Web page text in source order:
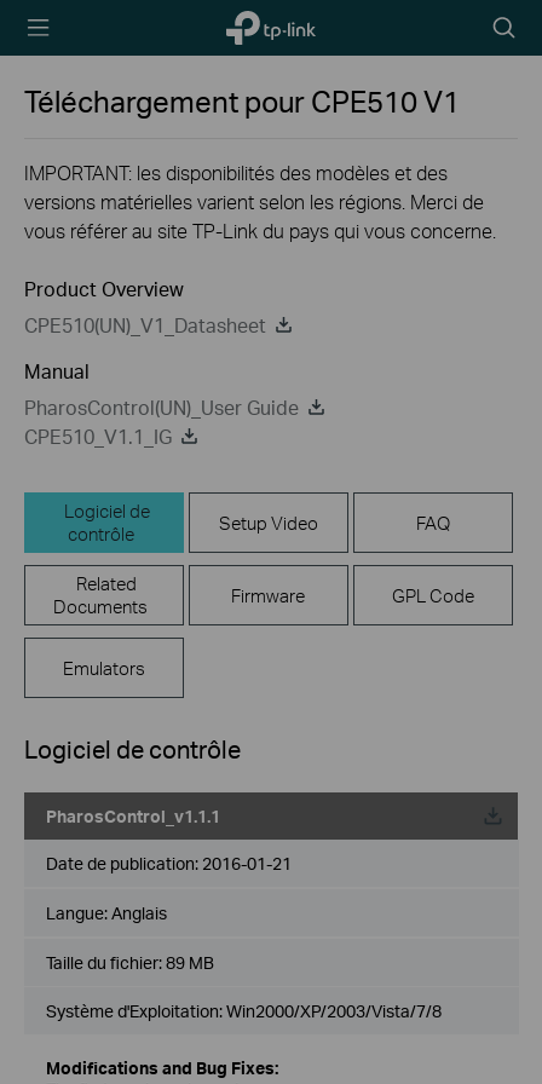
TP-Link,
Reliably
icon
Téléchargement pourCPE510V1
IMPORTANT: les disponibilités des modèles et des
versions matérielles varient selon les régions. Merci de
vous référer au site TP-Link du pays qui vous concerne.
Product Overview
CPE510(UN)_V1_Datasheet
Manual
PharosControl(UN)_User Guide
CPE510_V1.1_IG
Logiciel de
contrôle
Setup Video FAQ
Related
Documents
Firmware GPL Code
Emulators
Logiciel de contrôle
PharosControl_v1.1.1
Date de publication: 2016-01-21
Langue:Anglais
Taille du fichier:89 MB
Système d'Exploitation: Win2000/XP/2003/Vista/7/8
Modifications and Bug Fixes: